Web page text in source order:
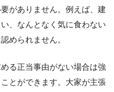
がありません。例えば、建
、なんとなく気に食わない
められません。
る正当事由がない場合は強
とができます。大家が主張